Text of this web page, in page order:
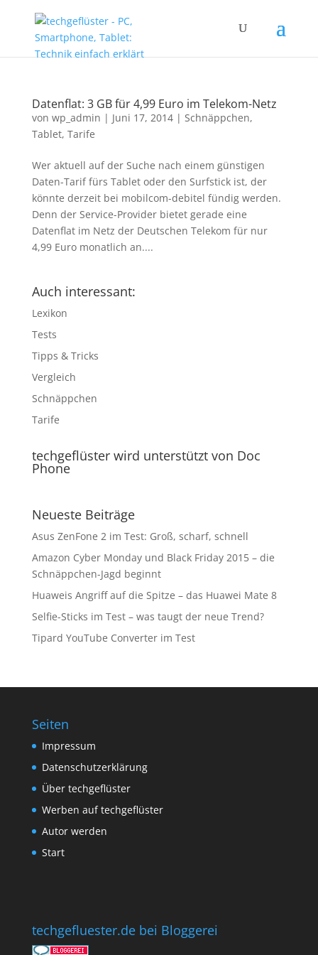
Datenflat: 3 GB für 4,99 Euro im Telekom-Netz
von wp_admin | Juni 17, 2014| Schnäppchen,
Tablet, Tarife
Wer aktuell auf der Suche nach einem günstigen
Daten-Tarif fürs Tablet oder den Surfstick ist, der
könnte derzeit bei mobilcom-debitel fündig werden.
Denn der Service-Provider bietet gerade eine
Datenflat im Netz der Deutschen Telekom für nur
4,99 Euro monatlich an....
Auch interessant:
Lexikon
Tests
Tipps & Tricks
Vergleich
Schnäppchen
Tarife
techgeflüster wird unterstützt von Doc
Phone
Neueste Beiträge
Asus ZenFone 2 im Test: Groß, scharf, schnell
Amazon Cyber Monday und Black Friday 2015 – die
Schnäppchen-Jagd beginnt
Huaweis Angriff auf die Spitze – das Huawei Mate 8
Selfie-Sticks im Test – was taugt der neue Trend?
Tipard YouTube Converter im Test
Seiten
Impressum
Datenschutzerklärung
Über techgeflüster
Werben auf techgeflüster
Autor werden
Start
techgefluester.de bei Bloggerei